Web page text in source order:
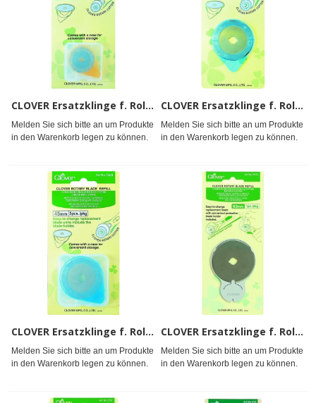
CLOVER Ersatzklinge f. Rollschneider 28mm 5Stk.
Melden Sie sich bitte an um Produkte
in den Warenkorb legen zu können.
CLOVER Ersatzklinge f. Rollschneider 45mm
Melden Sie sich bitte an um Produkte
in den Warenkorb legen zu können.
CLOVER Ersatzklinge f. Rollschneider 45mm 5Stk.
Melden Sie sich bitte an um Produkte
in den Warenkorb legen zu können.
CLOVER Ersatzklinge f. Rollschneider 60mm
Melden Sie sich bitte an um Produkte
in den Warenkorb legen zu können.